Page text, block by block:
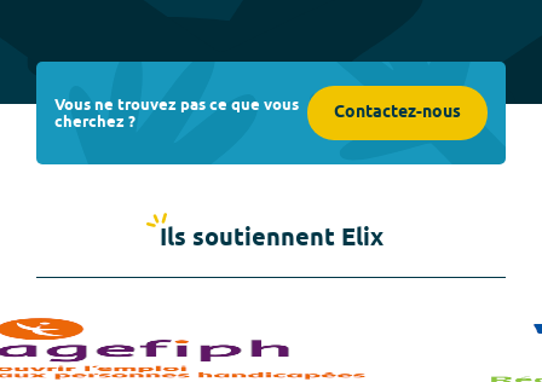
Vous ne trouvez pas ce que vous
cherchez ? Contactez-nous
Ils soutiennent Elix